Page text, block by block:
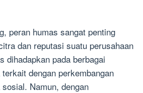
peran humas sangat penting
dan reputasi suatu perusahaan
dihadapkan pada berbagai
dengan perkembangan
Namun, dengan